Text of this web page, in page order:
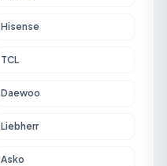
Hisense
TCL
Daewoo
Liebherr
Asko